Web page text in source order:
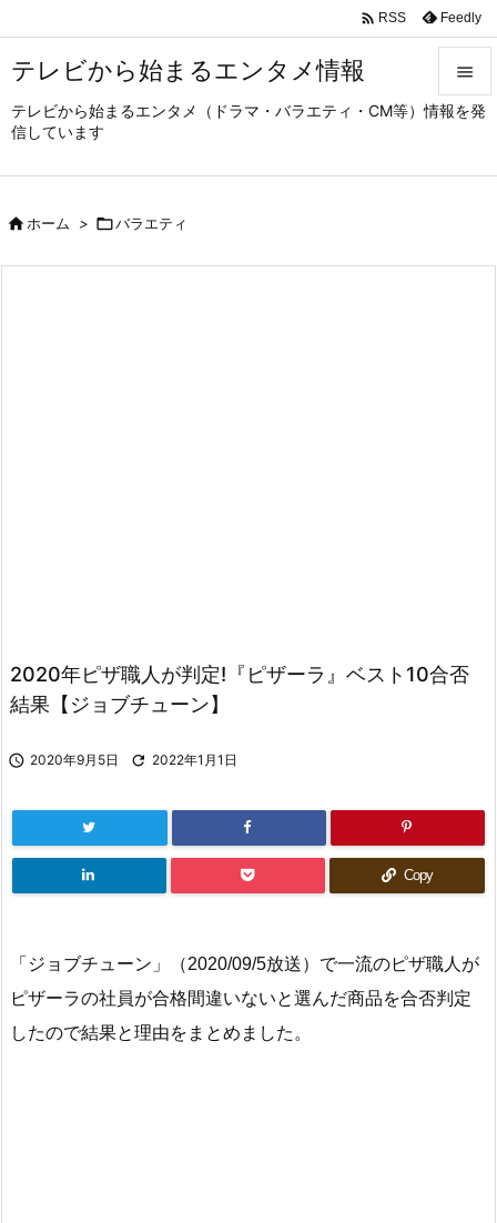
テレビから始まるエンタメ情報
テレビから始まるエンタメ（ドラマ・バラエティ・CM等）情報を発
信しています



 RSS Feedly
ホーム > バラエティ
2020年ピザ職人が判定!『ピザーラ』ベスト10合否
結果【ジョブチューン】
 2020年9月5日  2022年1月1日
Copy
「ジョブチューン」（2020/09/5放送）で一流のピザ職人が
ピザーラの社員が合格間違いないと選んだ商品を合否判定
したので結果と理由をまとめました。